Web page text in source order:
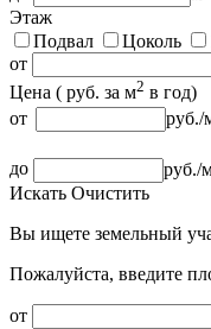
Этаж
Подвал
Цоколь
от
Цена ( руб. за м2 в год)
от
руб./
до руб./
Искать Очистить
Вы ищете земельный
Пожалуйста, введите
от